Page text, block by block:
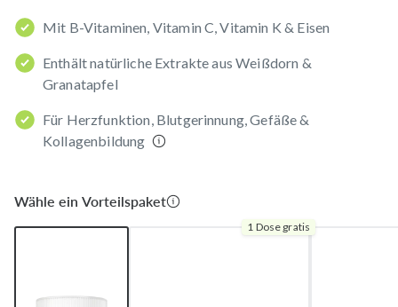
Mit B-Vitaminen, Vitamin C, Vitamin K & Eisen
Enthält natürliche Extrakte aus Weißdorn &
Granatapfel
Für Herzfunktion, Blutgerinnung, Gefäße &
Kollagenbildung
Wähle ein Vorteilspaket
1 Dose gratis